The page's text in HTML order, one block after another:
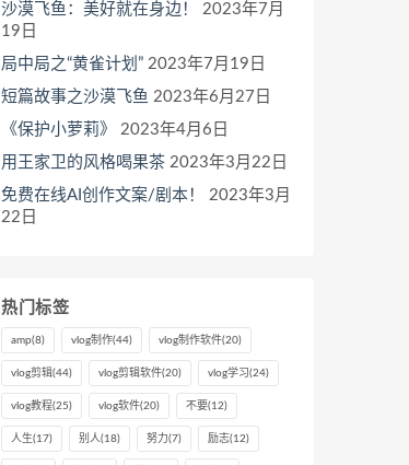
沙漠飞鱼：美好就在身边！
2023年7月
19日
局中局之“黄雀计划” 2023年7月19日
短篇故事之沙漠飞鱼 2023年6月27日
《保护小萝莉》
2023年4月6日
用王家卫的风格喝果茶 2023年3月22日
免费在线AI创作文案/剧本！
2023年3月
22日
热门标签
amp(8) vlog制作(44) vlog制作软件(20)
vlog剪辑(44) vlog剪辑软件(20) vlog学习(24)
vlog教程(25) vlog软件(20) 不要(12)
人生(17) 别人(18) 努力(7) 励志(12)